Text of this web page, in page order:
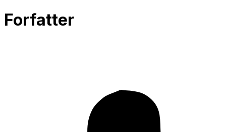
Forfatter